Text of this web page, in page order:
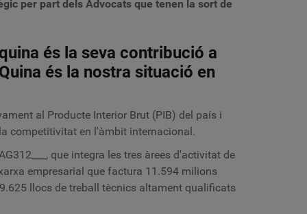
per part dels Advocats que tenen la sort de
és la seva contribució a
és la nostra situació en
al Producte Interior Brut (PIB) del país i
competitivitat en l'àmbit internacional.
que integra les tres àrees d'activitat de
empresarial que factura 11.594 milions
llocs de treball tècnics altament qualificats